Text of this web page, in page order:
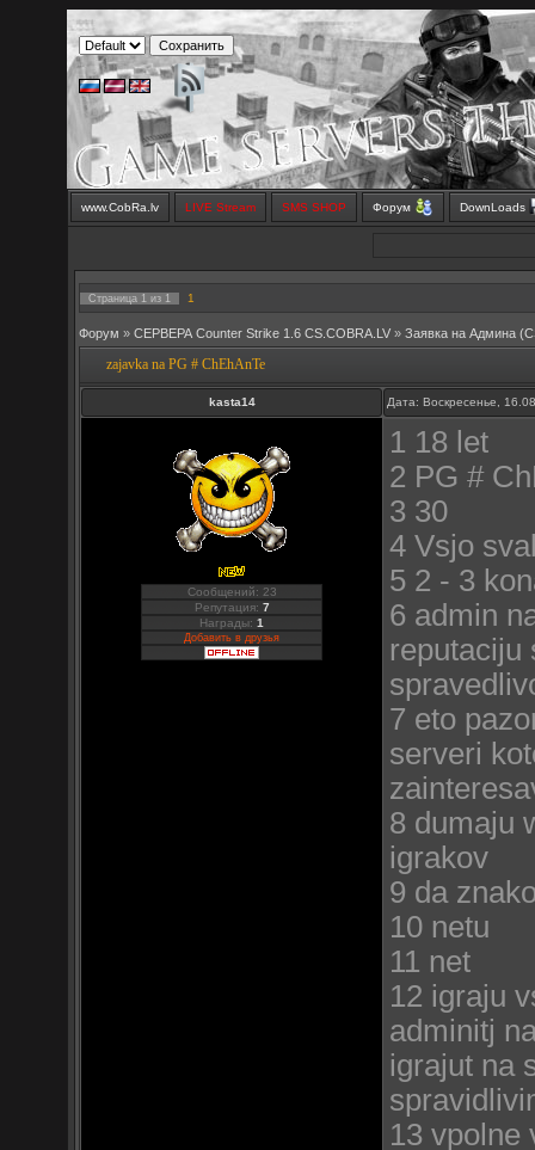
www.CobRa.lv LIVE Stream SMS SHOP Форум DownLoads
Страница 1 из 1 1
Форум » СЕРВЕРА Counter Strike 1.6 CS.COBRA.LV » Заявка на Aдмина
zajavka na PG # ChEhAnTe
kasta14 Дата: Воскресенье,
Сообщений: 23
Репутация: 7
Награды:1
Добавить в друзья
1 18 let
2 PG #
3 30
4 Vsjo
5 2 - 3
6 admin
reputaciju
7 eto
serveri
8 dumaju
igrakov
9 da
10 netu
11 net
12 igraju
adminitj
igrajut na
13 vpolne